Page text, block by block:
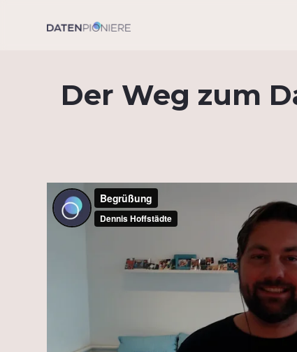
Der Weg zum